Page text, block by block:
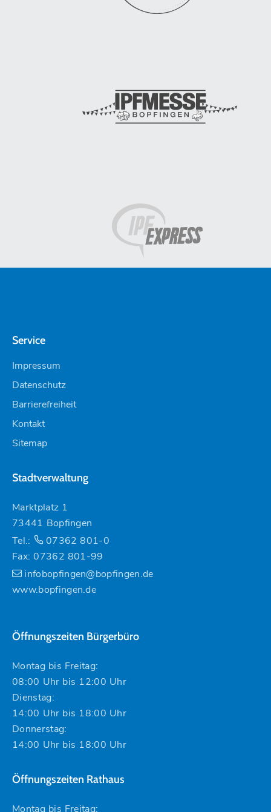
Service
Impressum
Datenschutz
Barrierefreiheit
Kontakt
Sitemap
Stadtverwaltung
Marktplatz 1
73441 Bopfingen
Tel.:
07362 801-0
Fax: 07362 801-99
infobopfingen@bopfingen.de
www.bopfingen.de
Öffnungszeiten Bürgerbüro
Montag bis Freitag:
08:00 Uhr bis 12:00 Uhr
Dienstag:
14:00 Uhr bis 18:00 Uhr
Donnerstag:
14:00 Uhr bis 18:00 Uhr
Öffnungszeiten Rathaus
Montag bis Freitag: